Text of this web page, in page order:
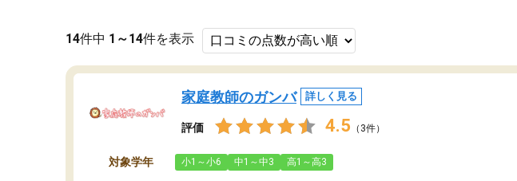
14件中 1～14件を表示
家庭教師のガンバ 詳しく見る
評価 4.5 （3件）
対象学年 小1～小6 中1～中3 高1～高3